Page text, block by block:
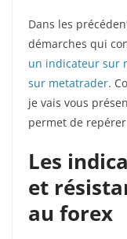
Dans les
démarches qui
un indicateur sur
sur metatrader.
je vais vous
permet de
Les
et
au forex